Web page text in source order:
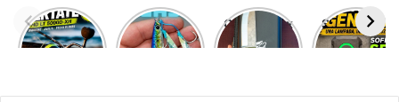
DAIWA
CERTATE
JIGGING
PRO
Odenwolf x
Kurpfalz
SOFIRN SE1
MINI